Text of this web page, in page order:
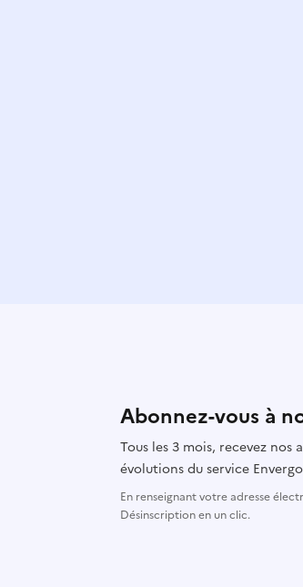
Abonnez-vous à
Tous les 3 mois, recevez
évolutions du service
En renseignant votre adresse
Désinscription en un clic.